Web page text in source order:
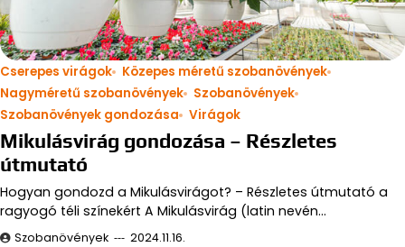
Cserepes virágok
Közepes méretű szobanövények
Nagyméretű szobanövények
Szobanövények
Szobanövények gondozása
Virágok
Mikulásvirág gondozása – Részletes
útmutató
Hogyan gondozd a Mikulásvirágot? – Részletes útmutató a
ragyogó téli színekért A Mikulásvirág (latin nevén…
Szobanövények 2024.11.16.